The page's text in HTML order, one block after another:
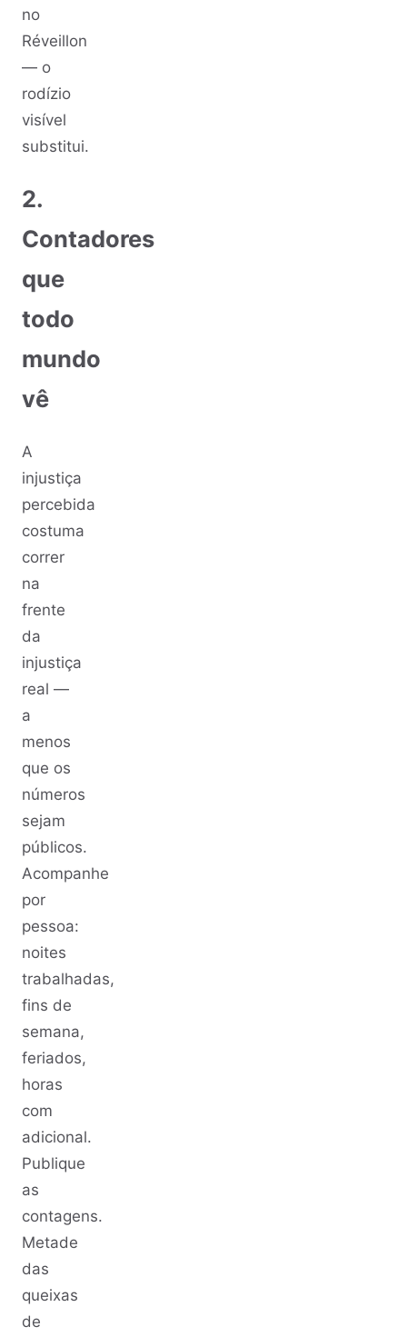
no
Réveillon
— o
rodízio
visível
substitui.
2.
Contadores
que
todo
mundo
vê
A
injustiça
percebida
costuma
correr
na
frente
da
injustiça
real —
a
menos
que os
números
sejam
públicos.
Acompanhe
por
pessoa:
noites
trabalhadas,
fins de
semana,
feriados,
horas
com
adicional.
Publique
as
contagens.
Metade
das
queixas
de